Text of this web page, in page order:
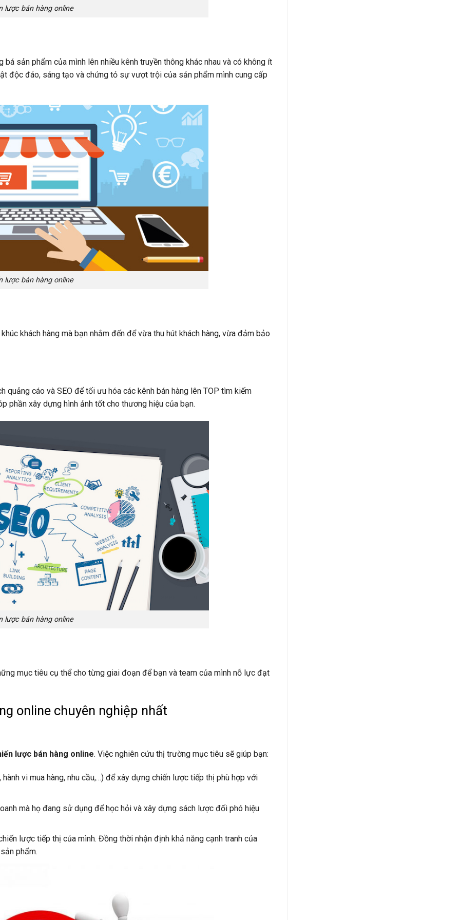
lược bán hàng online
bá sản phẩm của mình lên nhiều kênh truyền thông khác nhau và có không ít
độc đáo, sáng tạo và chứng tỏ sự vượt trội của sản phẩm mình cung cấp
lược bán hàng online
khách hàng mà bạn nhắm đến để vừa thu hút khách hàng, vừa đảm bảo
quảng cáo và SEO để tối ưu hóa các kênh bán hàng lên TOP tìm kiếm
phần xây dựng hình ảnh tốt cho thương hiệu của bạn.
lược bán hàng online
mục tiêu cụ thể cho từng giai đoạn để bạn và team của mình nỗ lực đạt
online chuyên nghiệp nhất
lược bán hàng online. Việc nghiên cứu thị trường mục tiêu sẽ giúp bạn:
vi mua hàng, nhu cầu,…) để xây dựng chiến lược tiếp thị phù hợp với
mà họ đang sử dụng để học hỏi và xây dựng sách lược đối phó hiệu
lược tiếp thị của mình. Đồng thời nhận định khả năng cạnh tranh của
phẩm.